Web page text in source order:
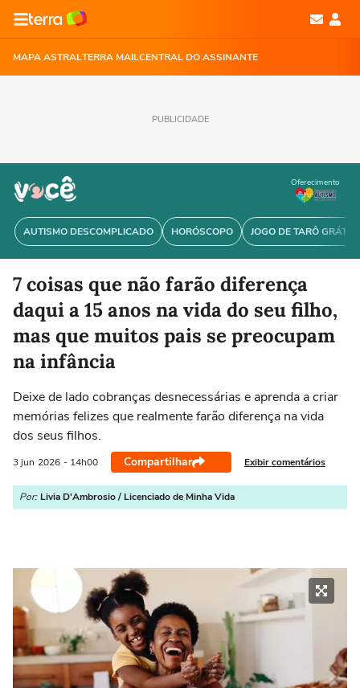
MAPA ASTRALTERRA MAILCENTRAL DO ASSINANTE
PUBLICIDADE
AUTISMO DESCOMPLICADO HORÓSCOPO JOGO DE TARÔ GRÁTIS
Oferecimento
7 coisas que não farão diferença
daqui a 15 anos na vida do seu filho,
mas que muitos pais se preocupam
na infância
Deixe de lado cobranças desnecessárias e aprenda a criar
memórias felizes que realmente farão diferença na vida
dos seus filhos.
3 jun 2026 - 14h00 Compartilhar Exibir comentários
Por: Livia D'Ambrosio / Licenciado de Minha Vida